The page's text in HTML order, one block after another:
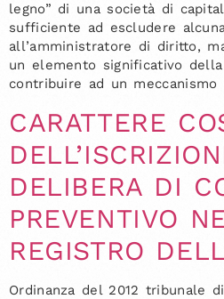
legno” di una società di
sufficiente ad escludere
all’amministratore di diritto,
un elemento significativo
contribuire ad un
CARATTERE
DELIBERA DI
PREVENTIVO
REGISTRO
Ordinanza del 2012 tribunale